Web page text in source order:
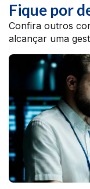
Fique por
Confira outros
alcançar uma